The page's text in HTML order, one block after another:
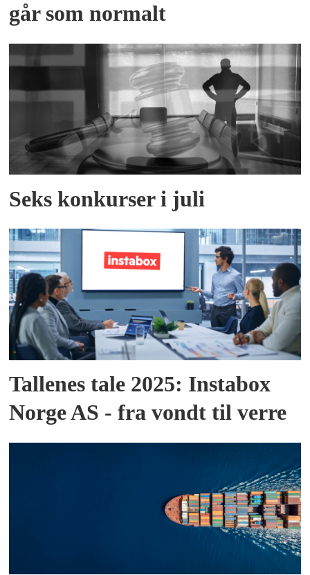
går som normalt
Seks konkurser i juli
Tallenes tale 2025: Instabox
Norge AS - fra vondt til verre